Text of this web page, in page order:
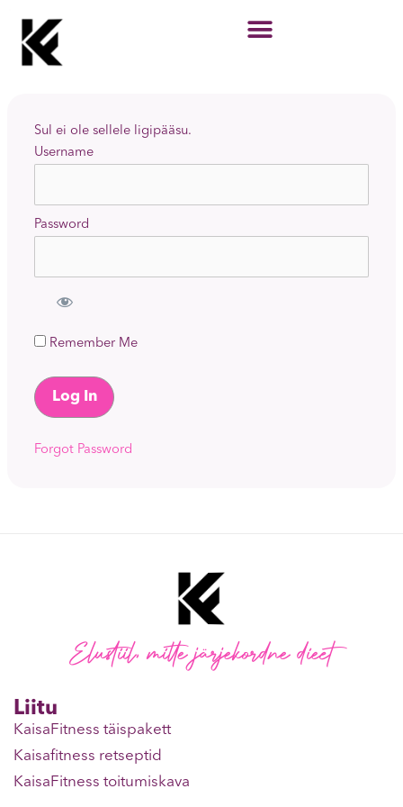
content
Sul ei ole sellele ligipääsu.
Username
Password
Remember Me
Forgot Password
Elustiil, mitte järjekordne dieet
Liitu
KaisaFitness täispakett
Kaisafitness retseptid
KaisaFitness toitumiskava